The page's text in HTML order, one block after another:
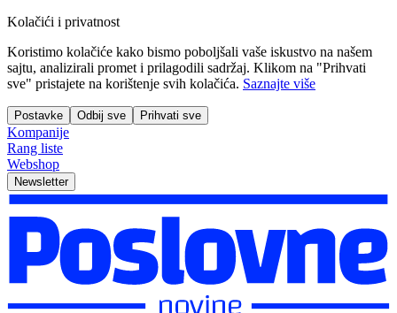
Kolačići i privatnost
Koristimo kolačiće kako bismo poboljšali vaše iskustvo na našem
sajtu, analizirali promet i prilagodili sadržaj. Klikom na "Prihvati
sve" pristajete na korištenje svih kolačića. Saznajte više
Postavke Odbij sve Prihvati sve
Kompanije
Rang liste
Webshop
Newsletter